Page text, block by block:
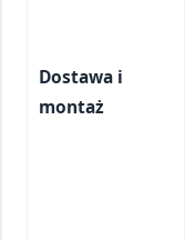
Dostawa i
montaż